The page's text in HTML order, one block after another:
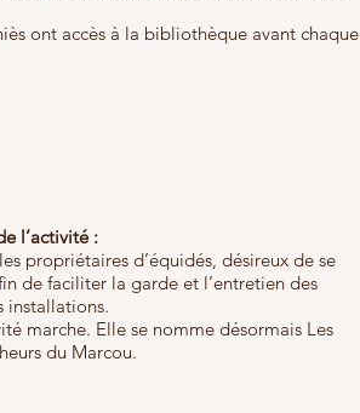
ont accès à la bibliothèque avant chaque
l’activité :
propriétaires d’équidés, désireux de se
de faciliter la garde et l’entretien des
installations.
marche. Elle se nomme désormais Les
du Marcou.